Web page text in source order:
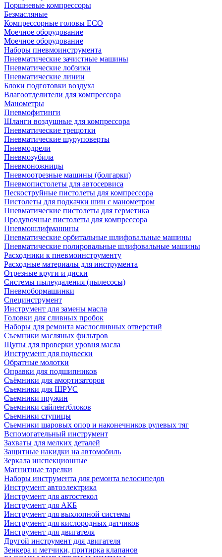
Поршневые компрессоры
Безмасляные
Компрессорные головы ECO
Моечное оборудование
Моечное оборудование
Наборы пневмоинструмента
Пневматические зачистные машины
Пневматические лобзики
Пневматические линии
Блоки подготовки воздуха
Влагоотделители для компрессора
Манометры
Пневмофитинги
Шланги воздушные для компрессора
Пневматические трещотки
Пневматические шуруповерты
Пневмодрели
Пневмозубила
Пневмоножницы
Пневмоотрезные машины (болгарки)
Пневмопистолеты для автосервиса
Пескоструйные пистолеты для компрессора
Пистолеты для подкачки шин с манометром
Пневматические пистолеты для герметика
Продувочные пистолеты для компрессора
Пневмошлифмашины
Пневматические орбитальные шлифовальные машины
Пневматические полировальные шлифовальные машины
Расходники к пневмоинструменту
Расходные материалы для инструмента
Отрезные круги и диски
Системы пылеудаления (пылесосы)
Пневмобормашинки
Специнструмент
Инструмент для замены масла
Головки для сливных пробок
Наборы для ремонта маслосливных отверстий
Съемники масляных фильтров
Щупы для проверки уровня масла
Инструмент для подвески
Обратные молотки
Оправки для подшипников
Съёмники для амортизаторов
Съемники для ШРУС
Съемники пружин
Съемники сайлентблоков
Съемники ступицы
Съемники шаровых опор и наконечников рулевых тяг
Вспомогательный инструмент
Захваты для мелких деталей
Защитные накидки на автомобиль
Зеркала инспекционные
Магнитные тарелки
Наборы инструмента для ремонта велосипедов
Инструмент автоэлектрика
Инструмент для автостекол
Инструмент для АКБ
Инструмент для выхлопной системы
Инструмент для кислородных датчиков
Инструмент для двигателя
Другой инструмент для двигателя
Зенкера и метчики, притирка клапанов